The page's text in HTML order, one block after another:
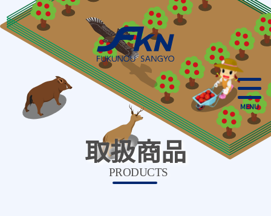
MENU
取扱商品
PRODUCTS